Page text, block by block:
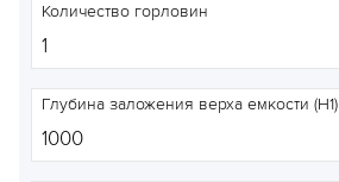
Количество горловин
Глубина заложения верха емкости (H1)